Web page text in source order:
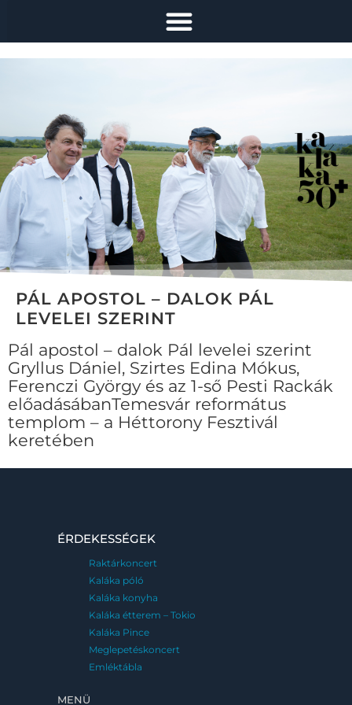
PÁL APOSTOL – DALOK PÁL
LEVELEI SZERINT
Pál apostol – dalok Pál levelei szerint
Gryllus Dániel, Szirtes Edina Mókus,
Ferenczi György és az 1-ső Pesti Rackák
előadásábanTemesvár református
templom – a Héttorony Fesztivál
keretében
ÉRDEKESSÉGEK
Raktárkoncert
Kaláka póló
Kaláka konyha
Kaláka étterem – Tokio
Kaláka Pince
Meglepetéskoncert
Emléktábla
MENÜ